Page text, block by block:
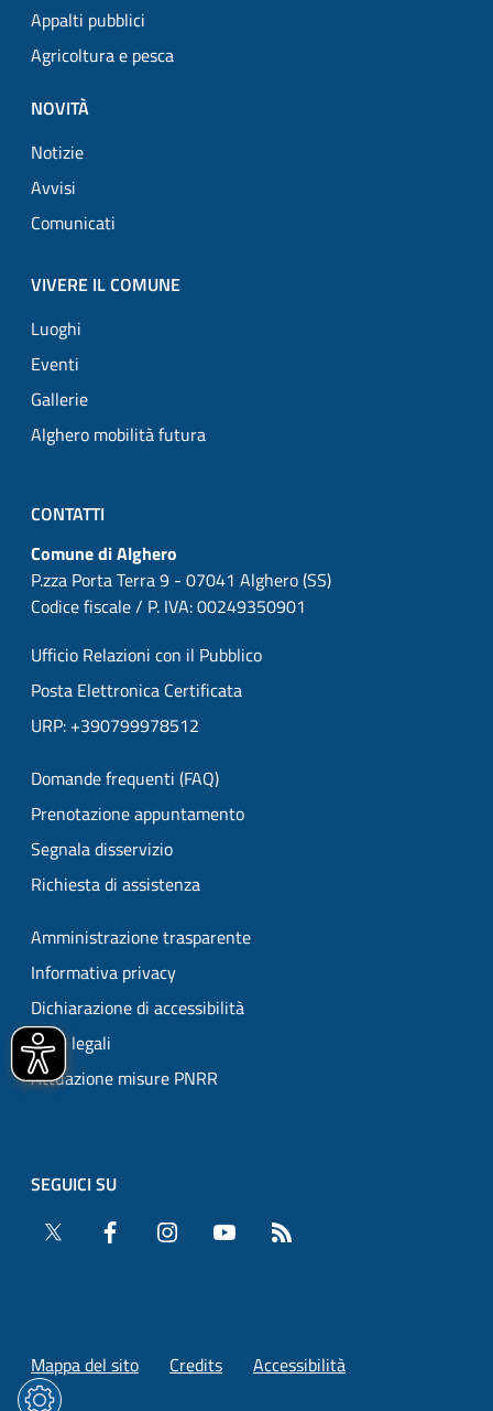
Appalti pubblici
Agricoltura e pesca
NOVITÀ
Notizie
Avvisi
Comunicati
VIVERE IL COMUNE
Luoghi
Eventi
Gallerie
Alghero mobilità futura
CONTATTI
Comune di Alghero
P.zza Porta Terra 9 - 07041 Alghero (SS)
Codice fiscale / P. IVA: 00249350901
Ufficio Relazioni con il Pubblico
Posta Elettronica Certificata
URP: +390799978512
Domande frequenti (FAQ)
Prenotazione appuntamento
Segnala disservizio
Richiesta di assistenza
Amministrazione trasparente
Informativa privacy
Dichiarazione di accessibilità
Note legali
Attuazione misure PNRR
SEGUICI SU
Twitter
Facebook Instagram YouTube
Mappa del sito Credits Accessibilità